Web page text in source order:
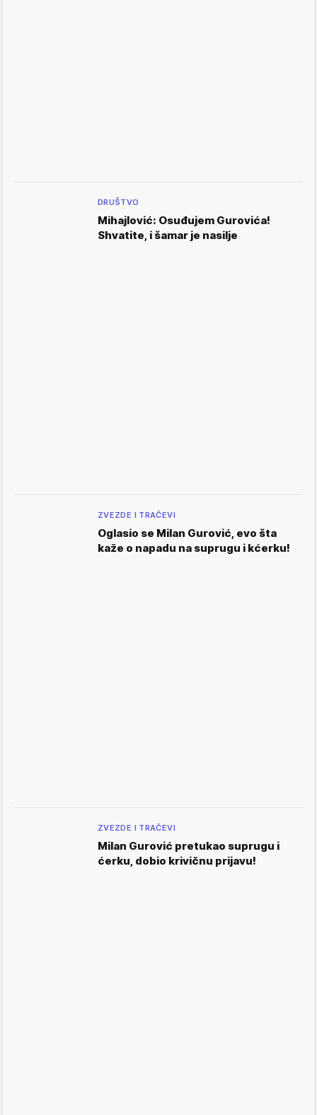
DRUŠTVO
Mihajlović: Osuđujem Gurovića!
Shvatite, i šamar je nasilje
ZVEZDE I TRAČEVI
Oglasio se Milan Gurović, evo šta
kaže o napadu na suprugu i kćerku!
ZVEZDE I TRAČEVI
Milan Gurović pretukao suprugu i
ćerku, dobio krivičnu prijavu!